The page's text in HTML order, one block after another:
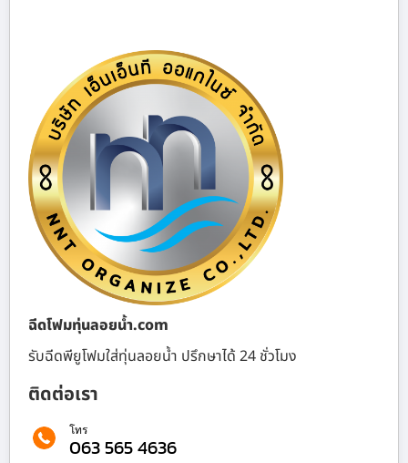
ฉีดโฟมทุ่นลอยน้ำ.com
รับฉีดพียูโฟมใส่ทุ่นลอยน้ำ ปรึกษาได้ 24 ชั่วโมง
ติดต่อเรา
โทร
063 565 4636